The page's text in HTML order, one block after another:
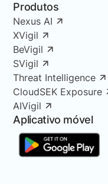
Produtos
Nexus AI
XVigil
BeVigil
SVigil
Threat Intelligence
CloudSEK Exposure
AIVigil
Aplicativo móvel